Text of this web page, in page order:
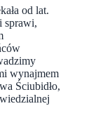
od lat.
sprawi,
wynajmem
Ściubidło,